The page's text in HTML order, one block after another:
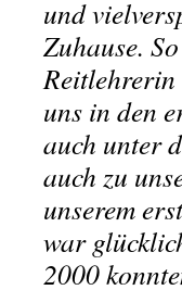
und
Zuhause.
Reitlehrerin
uns in den
auch unter
auch zu
unserem
war
2000